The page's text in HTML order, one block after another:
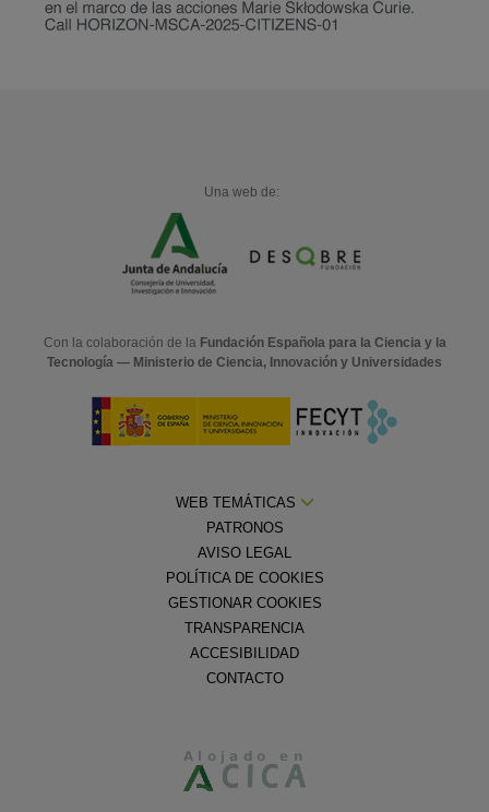
Una web de:
Con la colaboración de la Fundación Española para la Ciencia y la
Tecnología — Ministerio de Ciencia, Innovación y Universidades
WEB TEMÁTICAS
PATRONOS
AVISO LEGAL
POLÍTICA DE COOKIES
GESTIONAR COOKIES
TRANSPARENCIA
ACCESIBILIDAD
CONTACTO